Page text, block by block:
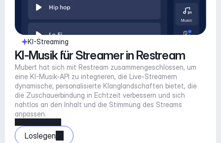
KI-Streaming
KI-Musik für Streamer in Restream
Mubert hat sich mit Restream zusammengeschlossen, um
eine KI-Musik-API zu integrieren, die Live-Streamern
dynamische, personalisierte Klanglandschaften bietet, die
die Zuschauerbindung in Echtzeit verbessern und sich
nahtlos an den Inhalt und die Stimmung des Streams
anpassen.
Loslegen